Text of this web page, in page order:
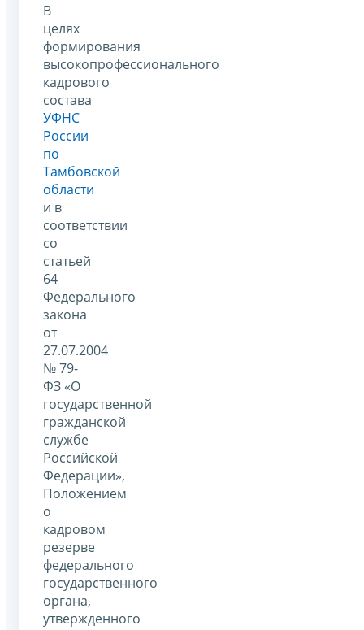
В
целях
формирования
высокопрофессионального
кадрового
состава
УФНС
России
по
Тамбовской
области
и в
соответствии
со
статьей
64
Федерального
закона
от
27.07.2004
№ 79-
ФЗ «О
государственной
гражданской
службе
Российской
Федерации»,
Положением
о
кадровом
резерве
федерального
государственного
органа,
утвержденного